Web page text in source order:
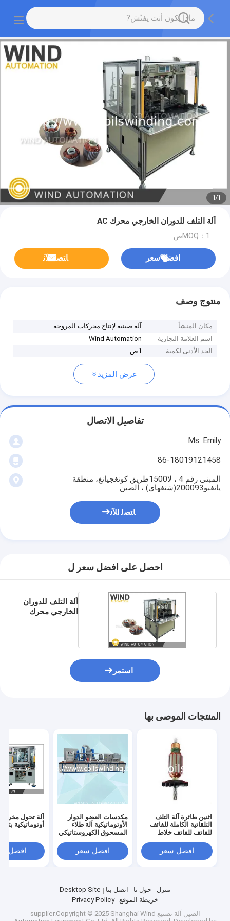
1
/
1
آلة التلف للدوران الخارجي محرك AC
MOQ：1ص
افضل سعر ﺎﺘﺼﻟ ﺍﻶﻧ
منتوج وصف
مكان المنشأ
آلة صينية لإنتاج محركات المروحة
اسم العلامة التجارية
Wind Automation
الحد الأدنى لكمية
1ص
عرض المزيد
تفاصيل الاتصال
Ms. Emily
86-18019121458
المبنى رقم 4 ، لا1500طريق كونغجيانغ، منطقة
يانغبو200093(شنغهاي) ، الصين
ﺎﺘﺼﻟ ﺍﻶﻧ
احصل على افضل سعر ل
آلة التلف للدوران
الخارجي محرك
استمر
المنتجات الموصى بها
اثنين طائرة آلة التلف
التلقائية الكاملة للفائف
للفائف للفائف خلاط
افضل سعر
مكدسات العضو الدوار
الأوتوماتيكية آلة طلاء
المسحوق الكهروستاتيكي
Insulationافضل سعر
آلة تحول
أوتوماتيكية
افضل
منزل حول نا اتصل بنا
Desktop Site
خريطة الموقع
Privacy Policy
الصين آلة تصنيع supplier.Copyright © 2025 Shanghai Wind